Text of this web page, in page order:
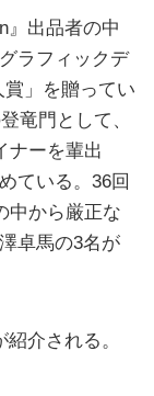
』出品者の中
ラフィックデ
」を贈ってい
竜門として、
ナーを輩出
ている。36回
中から厳正な
卓馬の3名が
介される。